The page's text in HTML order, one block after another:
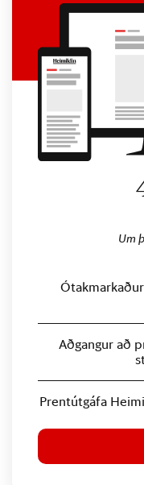
Um
Aðgangur að
Prentútgáfa